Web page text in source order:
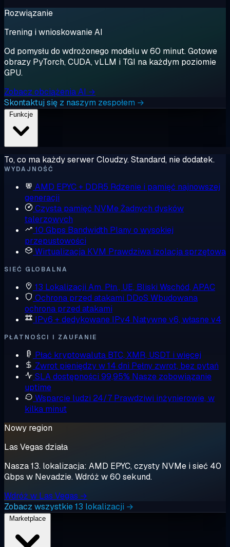
Rozwiązanie
Trening i wnioskowanie AI
Od pomysłu do wdrożonego modelu w 60 minut. Gotowe
obrazy PyTorch, CUDA, vLLM i TGI na każdym poziomie
GPU.
Zobacz obciążenia AI →
Skontaktuj się z naszym zespołem →
To, co ma każdy serwer Cloudzy. Standard, nie dodatek.
WYDAJNOŚĆ
AMD EPYC + DDR5 Rdzenie i pamięć najnowszej
generacji
Czysta pamięć NVMeŻadnych dysków
talerzowych
10 Gbps Bandwidth Plany o wysokiej
przepustowości
Wirtualizacja KVM Prawdziwa izolacja sprzętowa
SIEĆ GLOBALNA
13 Lokalizacji Am. Płn., UE, Bliski Wschód, APAC
Ochrona przed atakami DDoS Wbudowana
ochrona przed atakami
IPv6 + dedykowane IPv4 Natywne v6, własne v4
PŁATNOŚCI I ZAUFANIE
Płać kryptowalutą BTC, XMR, USDT i więcej
Zwrot pieniędzy w 14 dni Pełny zwrot, bez pytań
SLA dostępności 99,95% Nasze zobowiązanie
uptime
Wsparcie ludzi 24/7 Prawdziwi inżynierowie, w
kilka minut
Nowy region
Las Vegas działa
Nasza 13. lokalizacja: AMD EPYC, czysty NVMe i sieć 40
Gbps w Nevadzie. Wdróż w 60 sekund.
Wdróż w Las Vegas →
Zobacz wszystkie 13 lokalizacji →